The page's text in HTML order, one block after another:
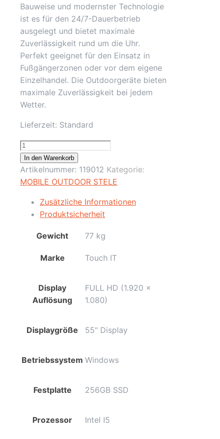
Bauweise und modernster Technologie
ist es für den 24/7-Dauerbetrieb
ausgelegt und bietet maximale
Zuverlässigkeit rund um die Uhr.
Perfekt geeignet für den Einsatz in
Fußgängerzonen oder vor dem eigene
Einzelhandel. Die Outdoorgeräte bieten
maximale Zuverlässigkeit bei jedem
Wetter.
Lieferzeit: Standard
55"
Mobile
Outdoor
Stele
Schwarz
EKiosk
Windows
Menge
In den Warenkorb
Artikelnummer: 119012 Kategorie:
MOBILE OUTDOOR STELE
Zusätzliche Informationen
Produktsicherheit
Gewicht 77 kg
Marke Touch IT
Display
Auflösung
FULL HD (1.920 x
1.080)
Displaygröße 55" Display
Betriebssystem Windows
Festplatte 256GB SSD
Prozessor Intel I5